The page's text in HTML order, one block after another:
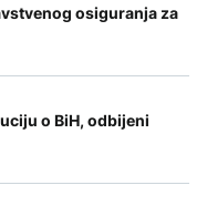
osiguranja za
o BiH, odbijeni